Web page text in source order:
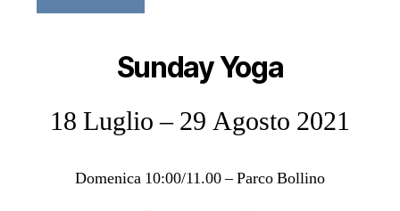
Sunday Yoga
18 Luglio – 29 Agosto 2021
Domenica 10:00/11.00 – Parco Bollino